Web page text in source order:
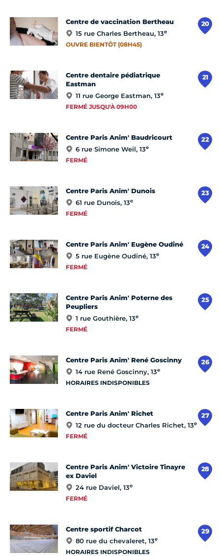
20
Centre de vaccination Bertheau
15 rue Charles Bertheau, 13e
OUVRE BIENTÔT (08H45)
21
Centre dentaire pédiatrique
Eastman
11 rue George Eastman, 13e
FERMÉ JUSQU'À 09H00
22
Centre Paris Anim' Baudricourt
6 rue Simone Weil, 13e
FERMÉ
23
Centre Paris Anim' Dunois
61 rue Dunois, 13e
FERMÉ
24
Centre Paris Anim' Eugène Oudiné
5 rue Eugène Oudiné, 13e
FERMÉ
25
Centre Paris Anim' Poterne des
Peupliers
1 rue Gouthière, 13e
FERMÉ
26
Centre Paris Anim' René Goscinny
14 rue René Goscinny, 13e
HORAIRES INDISPONIBLES
27
Centre Paris Anim' Richet
12 rue du docteur Charles Richet, 13e
FERMÉ
28
Centre Paris Anim' Victoire Tinayre
ex Daviel
24 rue Daviel, 13e
FERMÉ
29
Centre sportif Charcot
80 rue du chevaleret, 13e
HORAIRES INDISPONIBLES